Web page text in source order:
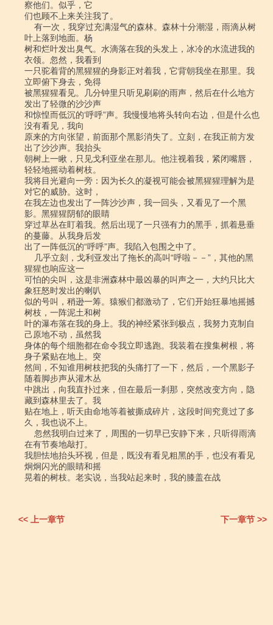
察他们。似乎，它
们也顾不上来关注我了。
叶上落到地面。杨
树和烂叶发出臭气。水滴落在我的头发上，冰冷的水流进我的
衣领。忽然，我看到
一只驼着背的黑猩猩的身影正对着我，它背朝我坐在那里。我
立即俯下身去，免得
被黑猩猩看见。几分钟里只听见刷刷的雨声，然后在什么地方
发出了轻微的沙沙声
和惊惶而低沉的‘呼呼”声。我慢慢地将头转向右边，但是什么也
没有看见，我向
原来的方向张望，前面那个黑影消失了。立刻，在我正前方发
出了沙沙声。我抬头
朝树上一瞅，只见戈利亚坐在那儿。他注视着我，紧闭嘴唇，
轻轻地摇动着树枝。
我将目光避向一旁：因为长久的凝视可能会被黑猩猩理解为是
对它的威胁。这时，
在我左边也发出了一阵沙沙声，我一回头，又看见了一个黑
影。黑猩猩阴郁的眼睛
穿过草丛在盯着我。然后出现了一只强有力的黑手，抓着悬垂
的蔓藤。从我身后发
出了一阵低沉的“呼呼”声。我陷入包围之中了。
猩猩也响应这一
可怕的尖叫，这是非洲森林中最凶暴的叫声之一，大约只比大
象狂怒时发出的喇叭
似的号叫，稍逊一筹。猿猴们都激动了，它们开始狂暴地摇撼
树枝，一阵泥土和树
叶的瀑布落在我的身上。我的神经紧张到极点，我努力克制自
己原地不动，虽然我
身体的每个细胞都在命令我立即逃跑。我装着在搜集树根，将
身子紧贴在地上。突
然间，不知谁用树枝把我的头痛打了一下，然后，一个黑影子
随着脚步声从灌木丛
中跳出，向我直扑过来，但在最后一刹那，突然改变方向，隐
藏到森林里去了。我
贴在地上，听天由命地等着被撕成碎片，这段时间究竟过了多
久，我也说不上。
在有节奏地敲打。
我胆怯地抬头环视，但是，既没有看见粗黑的手，也没有看见
炯炯闪光的眼睛和摇
晃着的树枝。老实说，当我站起来时，我的膝盖在战
<< 上一章节 下一章节 >>